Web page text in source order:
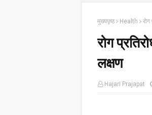
मुख्यपृष्ठ Health
रोग
लक्षण
Hajari Prajapat